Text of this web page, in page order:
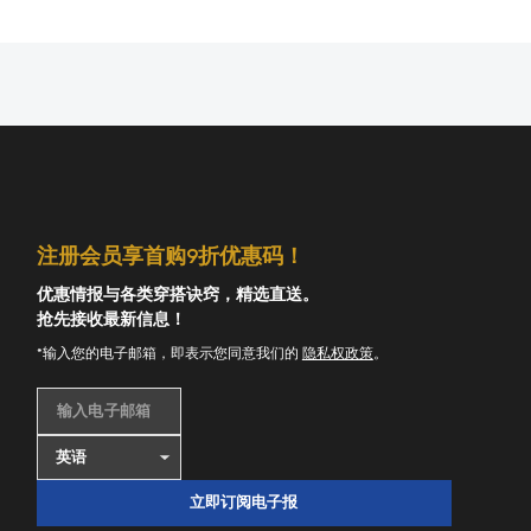
注册会员享首购9折优惠码！
优惠情报与各类穿搭诀窍，精选直送。
抢先接收最新信息！
*输入您的电子邮箱，即表示您同意我们的 隐私权政策。
输入电子邮箱
立即订阅电子报